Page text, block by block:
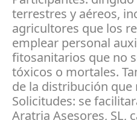
terrestres y aéreos,
agricultores que los
emplear personal
fitosanitarios que no
tóxicos o mortales.
de la distribución
Solicitudes: se
Aratria Asesores, SL,